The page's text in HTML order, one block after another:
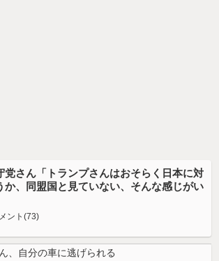
党さん「トランプさんはおそらく日本に対
か、同盟国と見ていない、そんな感じがい
ント(73)
、自分の車に逃げられる